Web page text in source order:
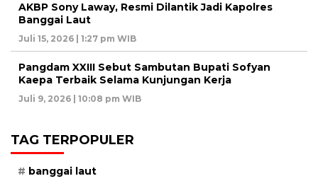
AKBP Sony Laway, Resmi Dilantik Jadi Kapolres
Banggai Laut
Juli 15, 2026 | 1:27 pm WIB
Pangdam XXIII Sebut Sambutan Bupati Sofyan
Kaepa Terbaik Selama Kunjungan Kerja
Juli 9, 2026 | 10:08 pm WIB
TAG TERPOPULER
banggai laut